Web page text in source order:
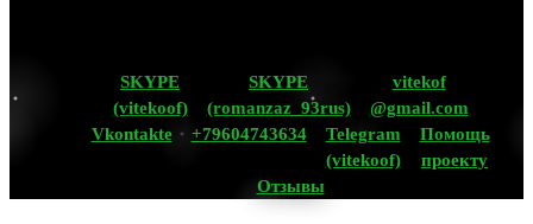
SKYPE
(vitekoof)
SKYPE
(romanzaz_93rus)
vitekof
@gmail.com
Vkontakte
+79604743634
Telegram
(vitekoof)
Помощь
проекту
Отзывы